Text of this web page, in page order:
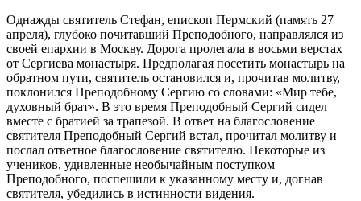
Однажды святитель Стефан, епископ Пермский (память 27
апреля), глубоко почитавший Преподобного, направлялся из
своей епархии в Москву. Дорога пролегала в восьми верстах
от Сергиева монастыря. Предполагая посетить монастырь на
обратном пути, святитель остановился и, прочитав молитву,
поклонился Преподобному Сергию со словами: «Мир тебе,
духовный брат». В это время Преподобный Сергий сидел
вместе с братией за трапезой. В ответ на благословение
святителя Преподобный Сергий встал, прочитал молитву и
послал ответное благословение святителю. Некоторые из
учеников, удивленные необычайным поступком
Преподобного, поспешили к указанному месту и, догнав
святителя, убедились в истинности видения.